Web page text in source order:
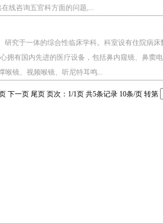
线咨询五官科方面的问题,...
于一体的综合性临床学科。科室设有住院病床
有国内先进的医疗设备，包括鼻内窥镜、鼻窦电
喉镜、视频喉镜、听尼特耳鸣...
下一页 尾页 页次：1/1页 共5条记录 10条/页 转第